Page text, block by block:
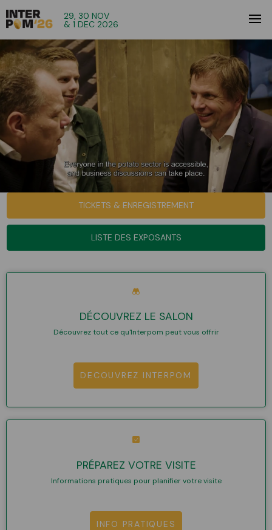
29, 30 NOV
& 1 DEC 2026
TICKETS & ENREGISTREMENT
LISTE DES EXPOSANTS
DÉCOUVREZ LE SALON
Découvrez tout ce qu'Interpom peut vous offrir
DECOUVREZ INTERPOM
PRÉPAREZ VOTRE VISITE
Informations pratiques pour planifier votre visite
INFO PRATIQUES